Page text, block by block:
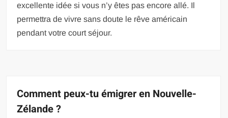
excellente idée si vous n’y êtes pas encore allé. Il
permettra de vivre sans doute le rêve américain
pendant votre court séjour.
Comment peux-tu émigrer en Nouvelle-
Zélande ?